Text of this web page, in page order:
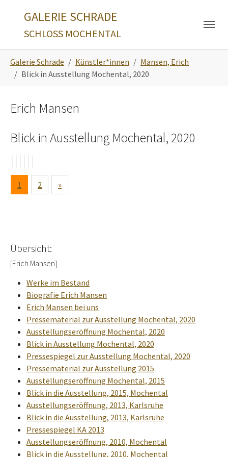
GALERIE SCHRADE
SCHLOSS MOCHENTAL
Galerie Schrade Künstler*innen
Mansen, Erich
Blick in Ausstellung Mochental, 2020
Erich Mansen
Blick in Ausstellung Mochental, 2020
1 2 »
Übersicht:
[Erich Mansen]
Werke im Bestand
Biografie Erich Mansen
Erich Mansen bei uns
Pressematerial zur Ausstellung Mochental, 2020
Ausstellungseröffnung Mochental, 2020
Blick in Ausstellung Mochental, 2020
Pressespiegel zur Ausstellung Mochental, 2020
Pressematerial zur Ausstellung 2015
Ausstellungseröffnung Mochental, 2015
Blick in die Ausstellung, 2015, Mochental
Ausstellungseröffnung, 2013, Karlsruhe
Blick in die Ausstellung, 2013, Karlsruhe
Pressespiegel KA 2013
Ausstellungseröffnung, 2010, Mochental
Blick in die Ausstellung, 2010, Mochental